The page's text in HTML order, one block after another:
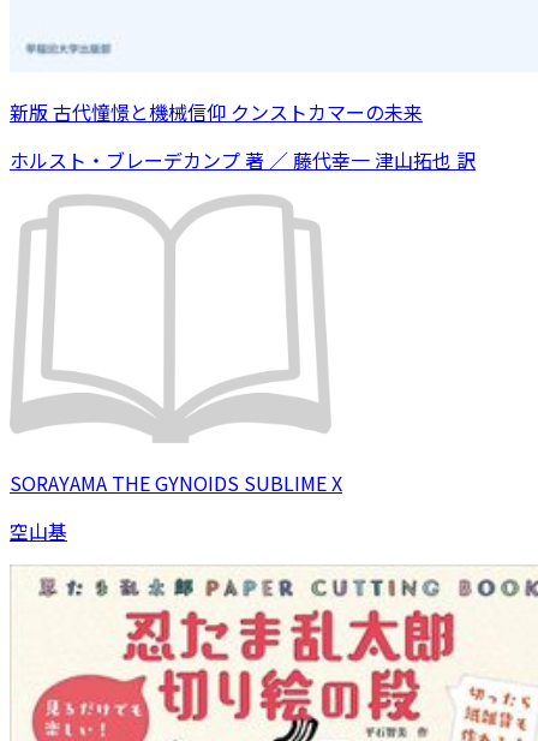
新版 古代憧憬と機械信仰 クンストカマーの未来
ホルスト・ブレーデカンプ 著 ／ 藤代幸一 津山拓也 訳
SORAYAMA THE GYNOIDS SUBLIME X
空山基